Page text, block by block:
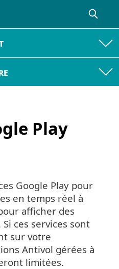
Play
Google Play pour
en temps réel à
afficher des
ces services sont
sur votre
Antivol gérées à
limitées.